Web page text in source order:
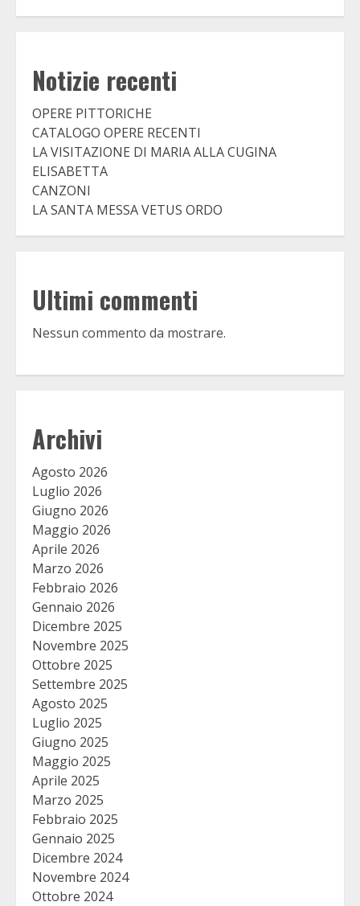
Notizie recenti
OPERE PITTORICHE
CATALOGO OPERE RECENTI
LA VISITAZIONE DI MARIA ALLA CUGINA
ELISABETTA
CANZONI
LA SANTA MESSA VETUS ORDO
Ultimi commenti
Nessun commento da mostrare.
Archivi
Agosto 2026
Luglio 2026
Giugno 2026
Maggio 2026
Aprile 2026
Marzo 2026
Febbraio 2026
Gennaio 2026
Dicembre 2025
Novembre 2025
Ottobre 2025
Settembre 2025
Agosto 2025
Luglio 2025
Giugno 2025
Maggio 2025
Aprile 2025
Marzo 2025
Febbraio 2025
Gennaio 2025
Dicembre 2024
Novembre 2024
Ottobre 2024